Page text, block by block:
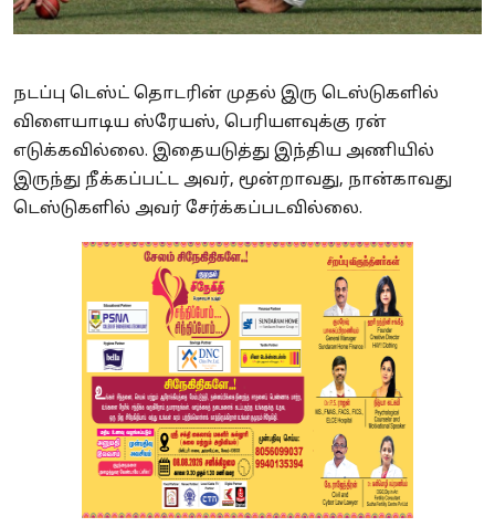
நடப்பு டெஸ்ட் தொடரின் முதல் இரு டெஸ்டுகளில்
விளையாடிய ஸ்ரேயஸ், பெரியளவுக்கு ரன்
எடுக்கவில்லை. இதையடுத்து இந்திய அணியில்
இருந்து நீக்கப்பட்ட அவர், மூன்றாவது, நான்காவது
டெஸ்டுகளில் அவர் சேர்க்கப்படவில்லை.